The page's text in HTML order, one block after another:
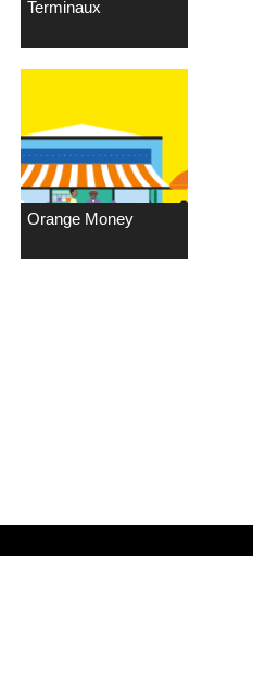
Terminaux
Orange Money